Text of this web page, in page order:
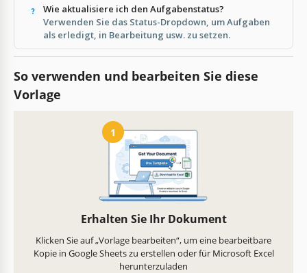
Wie aktualisiere ich den Aufgabenstatus?
Verwenden Sie das Status-Dropdown, um Aufgaben
als erledigt, in Bearbeitung usw. zu setzen.
So verwenden und bearbeiten Sie diese
Vorlage
1
Erhalten Sie Ihr Dokument
Klicken Sie auf „Vorlage bearbeiten“, um eine bearbeitbare
Kopie in Google Sheets zu erstellen oder für Microsoft Excel
herunterzuladen